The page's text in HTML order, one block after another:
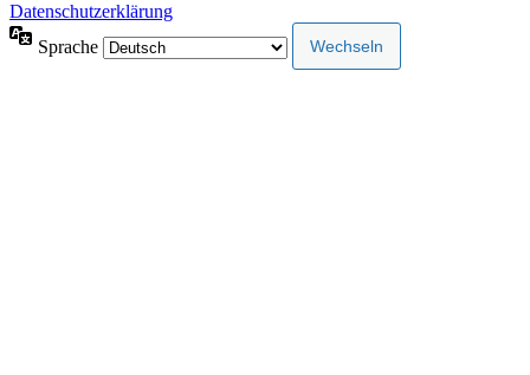
Datenschutzerklärung
Sprache